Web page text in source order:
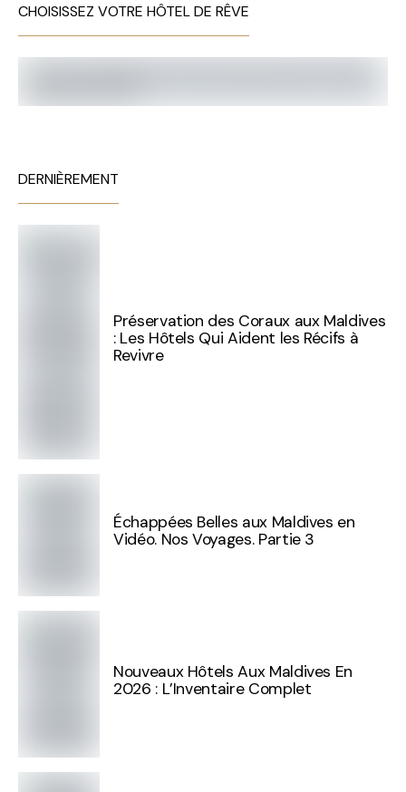
CHOISISSEZ VOTRE HÔTEL DE RÊVE
DERNIÈREMENT
Préservation des Coraux aux Maldives
: Les Hôtels Qui Aident les Récifs à
Revivre
Échappées Belles aux Maldives en
Vidéo. Nos Voyages. Partie 3
Nouveaux Hôtels Aux Maldives En
2026 : L’Inventaire Complet